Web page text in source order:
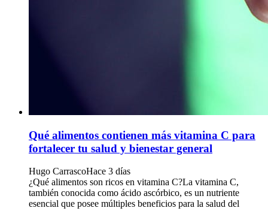
Qué alimentos contienen más vitamina C para
fortalecer tu salud y bienestar general
Hugo CarrascoHace 3 días
¿Qué alimentos son ricos en vitamina C?La vitamina C,
también conocida como ácido ascórbico, es un nutriente
esencial que posee múltiples beneficios para la salud del